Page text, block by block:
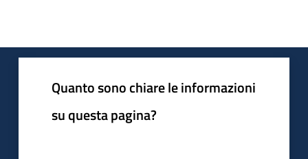
Quanto sono chiare le informazioni
su questa pagina?